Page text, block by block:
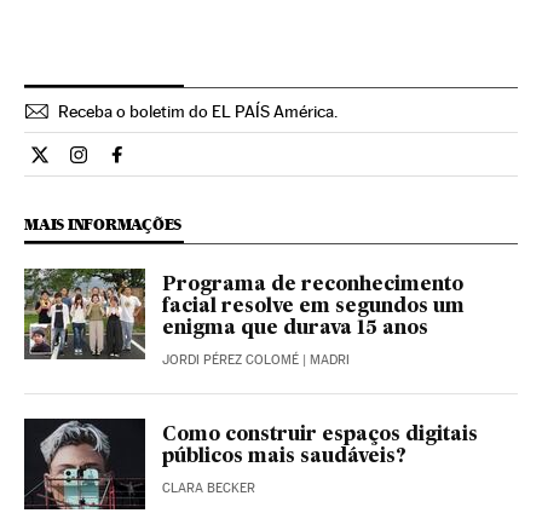
Receba o boletim do EL PAÍS América.
Economia El País Brasil en Twitter
Economia El País Brasil en Instagram
Economia El País Brasil en Facebook
MAIS INFORMAÇÕES
Programa de reconhecimento
facial resolve em segundos um
enigma que durava 15 anos
JORDI PÉREZ COLOMÉ | MADRI
Como construir espaços digitais
públicos mais saudáveis?
CLARA BECKER